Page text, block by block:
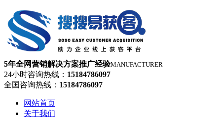
5年全网营销解决方案推广经验MANUFACTURER
24小时咨询热线： 15184786097
全国咨询热线： 15184786097
网站首页
关于我们